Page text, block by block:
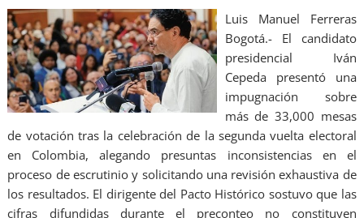
Luis Manuel Ferreras
Bogotá.- El candidato
presidencial Iván
Cepeda presentó una
impugnación sobre
más de 33,000 mesas
de votación tras la celebración de la segunda vuelta electoral
en Colombia, alegando presuntas inconsistencias en el
proceso de escrutinio y solicitando una revisión exhaustiva de
los resultados. El dirigente del Pacto Histórico sostuvo que las
cifras difundidas durante el preconteo no constituyen